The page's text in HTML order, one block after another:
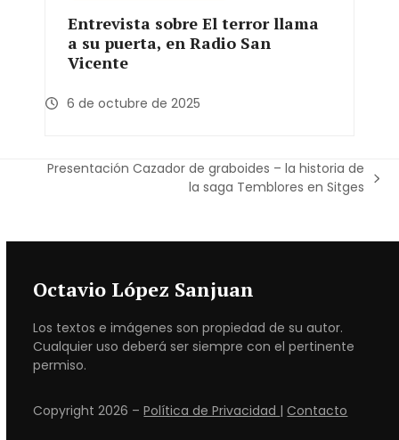
Entrevista sobre El terror llama
a su puerta, en Radio San
Vicente
6 de octubre de 2025
Presentación Cazador de graboides – la historia de
la saga Temblores en Sitges
Octavio López Sanjuan
Los textos e imágenes son propiedad de su autor.
Cualquier uso deberá ser siempre con el pertinente
permiso.
Copyright 2026 –Política de Privacidad |Contacto